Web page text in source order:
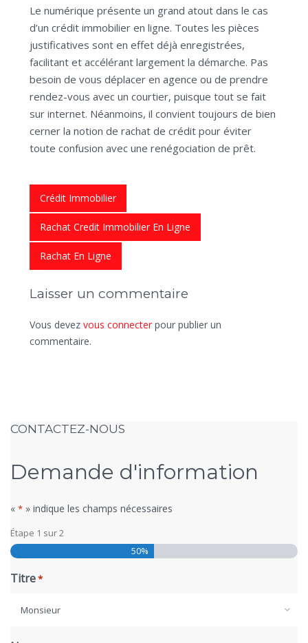
Le numérique présente un grand atout dans le cas
d’un crédit immobilier en ligne. Toutes les pièces
justificatives sont en effet déjà enregistrées,
facilitant et accélérant largement la démarche. Pas
besoin de vous déplacer en agence ou de prendre
rendez-vous avec un courtier, puisque tout se fait
sur internet. Néanmoins, il convient toujours de bien
cerner la notion de rachat de crédit pour éviter
toute confusion avec une renégociation de prêt.
Crédit Immobilier
Rachat Credit Immobilier En Ligne
Rachat En Ligne
Laisser un commentaire
Vous devez vous connecter pour publier un
commentaire.
CONTACTEZ-NOUS
Demande d'information
« * » indique les champs nécessaires
Étape 1 sur2
50%
Titre*
Monsieur